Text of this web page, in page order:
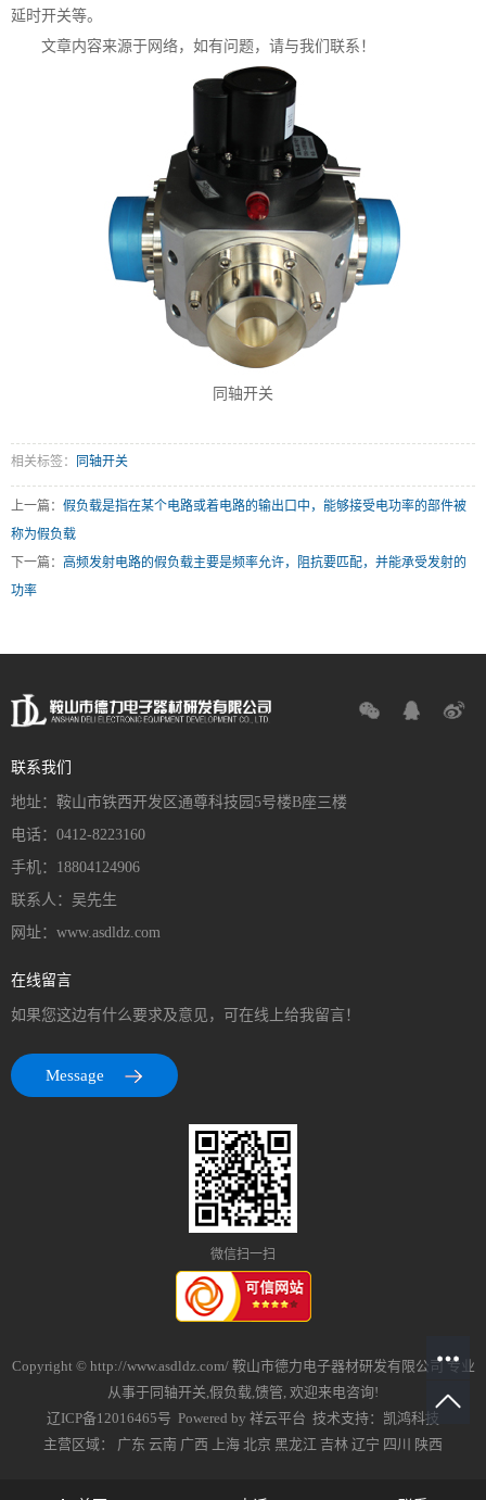
延时开关等。
文章内容来源于网络，如有问题，请与我们联系！
同轴开关
相关标签： 同轴开关
上一篇： 假负载是指在某个电路或着电路的输出口中，能够接受电功率的部件被
称为假负载
下一篇： 高频发射电路的假负载主要是频率允许，阻抗要匹配，并能承受发射的
功率
联系我们
地址：鞍山市铁西开发区通尊科技园5号楼B座三楼
电话：0412-8223160
手机：18804124906
联系人：吴先生
网址：www.asdldz.com
在线留言
如果您这边有什么要求及意见，可在线上给我留言！
Message
微信扫一扫
Copyright © http://www.asdldz.com/ 鞍山市德力电子器材研发有限公司 专业
从事于同轴开关 假负载 馈管 , 欢迎来电咨询!
辽ICP备12016465号 Powered by 祥云平台 技术支持： 凯鸿科技
主营区域： 广东 云南 广西 上海 北京 黑龙江 吉林 辽宁 四川 陕西